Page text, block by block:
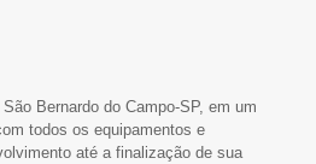
Bernardo do Campo-SP, em um
todos os equipamentos e
até a finalização de sua